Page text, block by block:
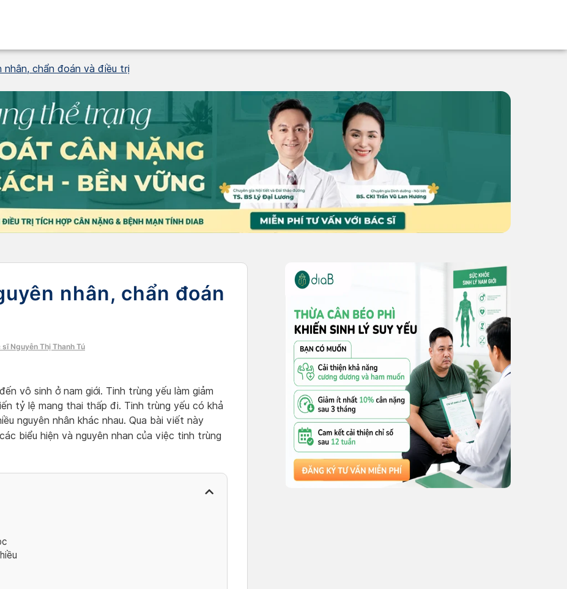
nhân, chẩn đoán và điều trị
nhân, chẩn đoán
Nguyễn Thị Thanh Tú
vô sinh ở nam giới. Tinh trùng yếu làm giảm
tỷ lệ mang thai thấp đi. Tinh trùng yếu có khả
nguyên nhân khác nhau. Qua bài viết này
biểu hiện và nguyên nhan của việc tinh trùng